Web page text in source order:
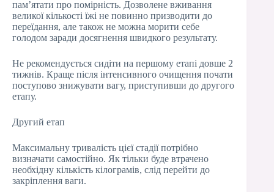
пам’ятати про помірність. Дозволене вживання
великої кількості їжі не повинно призводити до
переїдання, але також не можна морити себе
голодом заради досягнення швидкого результату.
Не рекомендується сидіти на першому етапі довше 2
тижнів. Краще після інтенсивного очищення почати
поступово знижувати вагу, приступивши до другого
етапу.
Другий етап
Максимальну тривалість цієї стадії потрібно
визначати самостійно. Як тільки буде втрачено
необхідну кількість кілограмів, слід перейти до
закріплення ваги.